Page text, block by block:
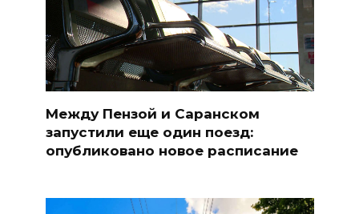
Между Пензой и Саранском
запустили еще один поезд:
опубликовано новое расписание